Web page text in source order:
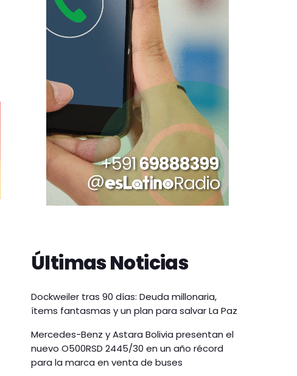
Últimas Noticias
Dockweiler tras 90 días: Deuda millonaria,
ítems fantasmas y un plan para salvar La Paz
Mercedes-Benz y Astara Bolivia presentan el
nuevo O500RSD 2445/30 en un año récord
para la marca en venta de buses